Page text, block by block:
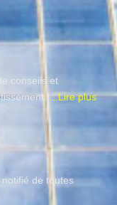
conseils et
...Lire plus
de toutes